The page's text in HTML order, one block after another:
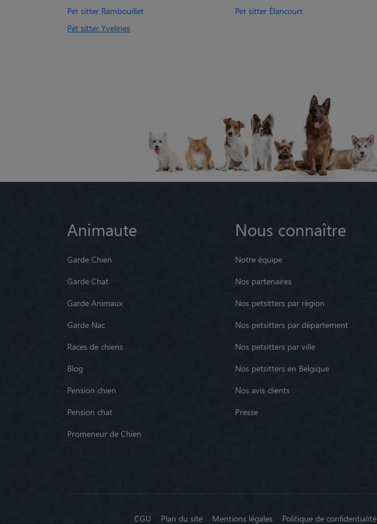
Pet sitter Rambouillet
Pet sitter Élancourt
Pet sitter Yvelines
Animaute
Garde Chien
Garde Chat
Garde Animaux
Garde Nac
Races de chiens
Blog
Pension chien
Pension chat
Promeneur de Chien
Nous connaître
Notre équipe
Nos partenaires
Nos petsitters par région
Nos petsitters par département
Nos petsitters par ville
Nos petsitters en Belgique
Nos avis clients
Presse
CGU Plan du site Mentions légales Politique de confidentialité